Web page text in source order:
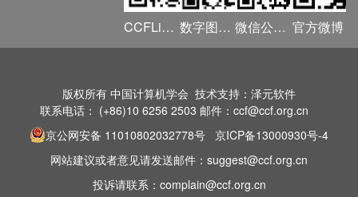
CCFLink APP 数字图书馆 微信公众号 官方微博
版权所有 中国计算机学会 技术支持：泽元软件
联系电话： (+86)10 6256 2503 邮件：ccf@ccf.org.cn
京公网安备 11010802032778号 京ICP备13000930号-4
网站建议或者意见请发送邮件：suggest@ccf.org.cn
投诉请联系：complain@ccf.org.cn